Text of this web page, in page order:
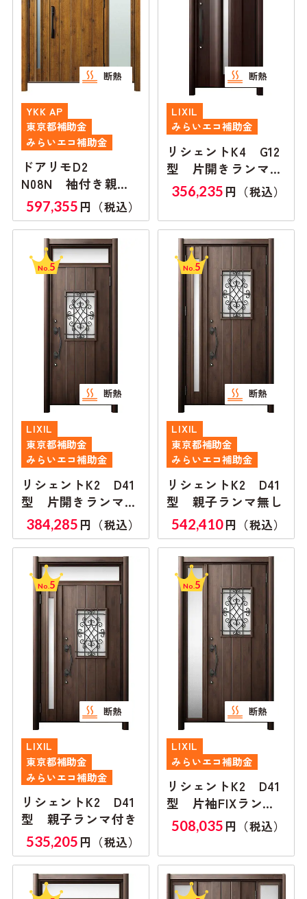
断熱
YKK AP
東京都補助金
みらいエコ補助金
ドアリモD2
N08N 袖付き親子
ランマ付き
597,355 円（税込）
断熱
LIXIL
みらいエコ補助金
リシェントK4 G12
型 片開きランマ無
し
356,235 円（税込）
No. 5
断熱
LIXIL
東京都補助金
みらいエコ補助金
リシェントK2 D41
型 片開きランマ付
き
384,285 円（税込）
No. 5
断熱
LIXIL
東京都補助金
みらいエコ補助金
リシェントK2 D41
型 親子ランマ無し
542,410円（税込）
No. 5
断熱
LIXIL
東京都補助金
みらいエコ補助金
リシェントK2 D41
型 親子ランマ付き
535,205 円（税込）
No. 5
断熱
LIXIL
みらいエコ補助金
リシェントK2 D41
型 片袖FIXランマ
無し
508,035 円（税込）